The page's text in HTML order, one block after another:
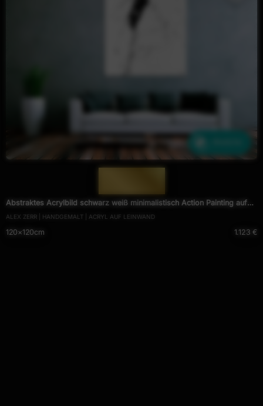
Abstraktes Acrylbild schwarz weiß minimalistisch Action Painting auf
Leinwand handgemalt
ALEX ZERR | HANDGEMALT | ACRYL AUF LEINWAND
120×120cm 1.123 €